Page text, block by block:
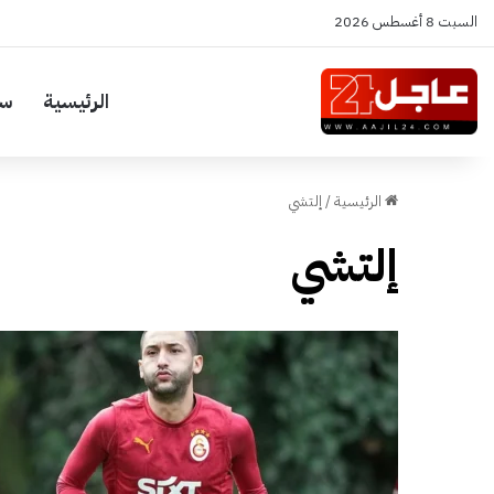
السبت 8 أغسطس 2026
الرئيسية
الرئيسية/ إلتشي
إلتشي